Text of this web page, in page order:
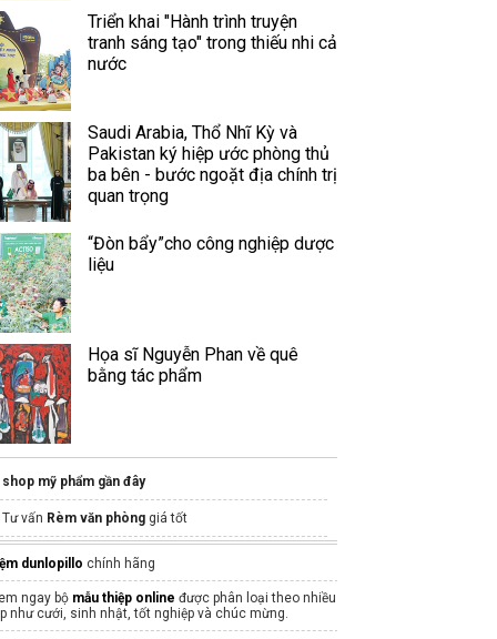
Triển khai "Hành trình truyện
tranh sáng tạo" trong thiếu nhi cả
nước
Saudi Arabia, Thổ Nhĩ Kỳ và
Pakistan ký hiệp ước phòng thủ
ba bên - bước ngoặt địa chính trị
quan trọng
“Đòn bẩy”cho công nghiệp dược
liệu
Họa sĩ Nguyễn Phan về quê
bằng tác phẩm
shop mỹ phẩm gần đây
Tư vấn Rèm văn phòng giá tốt
Gia công kem chống nắng
mua hàng Tmall
hũ đựng nước yến
dunlopillo chính hãng
ngay bộ mẫu thiệp online được phân loại theo nhiều
như cưới, sinh nhật, tốt nghiệp và chúc mừng.